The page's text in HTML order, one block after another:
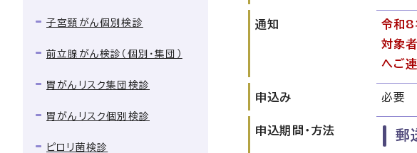
通知 令和8
対象
へご
申込み 必要
申込期間・方法 郵
子宮頸がん個別検診
前立腺がん検診（個別・集団）
胃がんリスク集団検診
胃がんリスク個別検診
ピロリ菌検診